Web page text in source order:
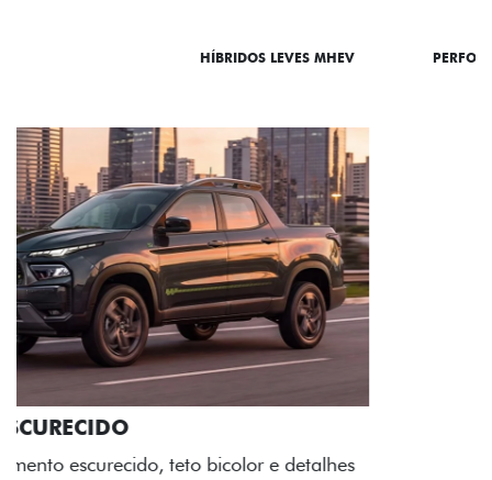
HÍBRIDOS LEVES MHEV
ADESIVOS ESTILIZADOS
Os adesivos aplicados no capô e nas laterais